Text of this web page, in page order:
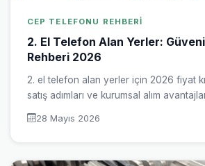
CEP TELEFONU REHBERI
2. El Telefon Alan Yerler:
Rehberi 2026
2. el telefon alan yerler için 2026 fiyat
satış adımları ve kurumsal alım
28 Mayıs 2026